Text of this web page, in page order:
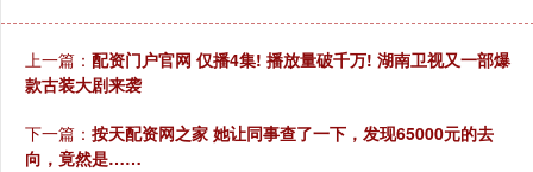
上一篇： 配资门户官网 仅播4集! 播放量破千万! 湖南卫视又一部爆
款古装大剧来袭
下一篇： 按天配资网之家 她让同事查了一下，发现65000元的去
向，竟然是……